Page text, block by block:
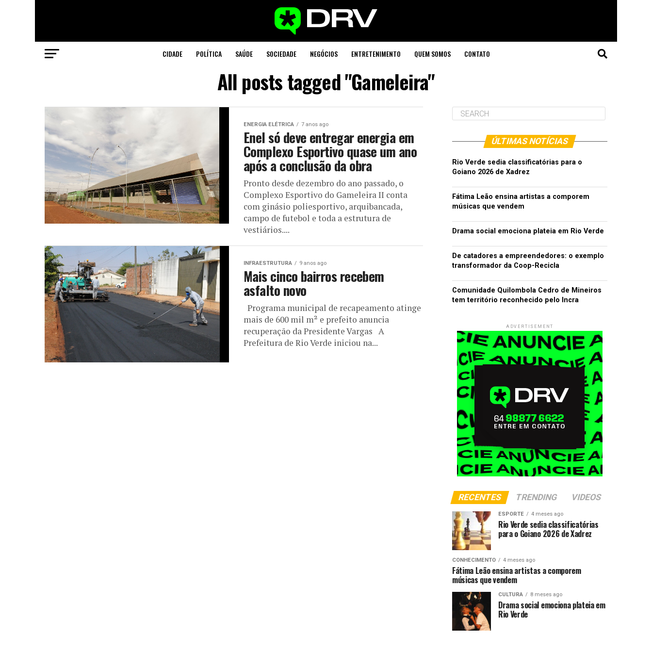
CIDADE POLÍTICA SAÚDE SOCIEDADE NEGÓCIOS ENTRETENIMENTO QUEM SOMOS CONTATO
All posts tagged "Gameleira"
ENERGIA ELÉTRICA 7 anos ago
Enel só deve entregar energia em
Complexo Esportivo quase um ano
após a conclusão da obra
Pronto desde dezembro do ano passado, o
Complexo Esportivo do Gameleira II conta
com ginásio poliesportivo, arquibancada,
campo de futebol e toda a estrutura de
vestiários....
INFRAESTRUTURA 9 anos ago
Mais cinco bairros recebem
asfalto novo
Programa municipal de recapeamento atinge
mais de 600 mil m² e prefeito anuncia
recuperação da Presidente Vargas A
Prefeitura de Rio Verde iniciou na...
ÚLTIMAS NOTÍCIAS
Rio Verde sedia classificatórias para o
Goiano 2026 de Xadrez
Fátima Leão ensina artistas a comporem
músicas que vendem
Drama social emociona plateia em Rio Verde
De catadores a empreendedores: o exemplo
transformador da Coop-Recicla
Comunidade Quilombola Cedro de Mineiros
tem território reconhecido pelo Incra
ADVERTISEMENT
RECENTES TRENDING VIDEOS
ESPORTE 4 meses ago
Rio Verde sedia classificatórias
para o Goiano 2026 de Xadrez
CONHECIMENTO 4 meses ago
Fátima Leão ensina artistas a comporem
músicas que vendem
CULTURA 8 meses ago
Drama social emociona plateia em
Rio Verde